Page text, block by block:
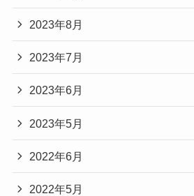
2023年8月
2023年7月
2023年6月
2023年5月
2022年6月
2022年5月